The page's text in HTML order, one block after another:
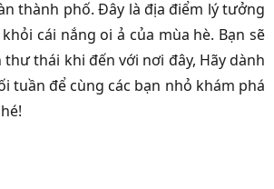
thành phố. Đây là địa điểm lý tưởng
cái nắng oi ả của mùa hè. Bạn sẽ
thái khi đến với nơi đây, Hãy dành
tuần để cùng các bạn nhỏ khám phá